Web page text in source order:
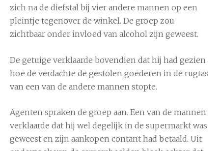
zich na de diefstal bij vier andere mannen op een
pleintje tegenover de winkel. De groep zou
zichtbaar onder invloed van alcohol zijn geweest.
De getuige verklaarde bovendien dat hij had gezien
hoe de verdachte de gestolen goederen in de rugtas
van een van de andere mannen stopte.
Agenten spraken de groep aan. Een van de mannen
verklaarde dat hij wel degelijk in de supermarkt was
geweest en zijn aankopen contant had betaald. Uit